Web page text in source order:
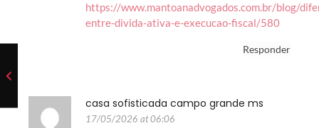
https://www.mantoanadvogados.com.br/blog/
entre-divida-ativa-e-execucao-fiscal/580
Responder
casa sofisticada campo grande ms
17/05/2026 at 06:06